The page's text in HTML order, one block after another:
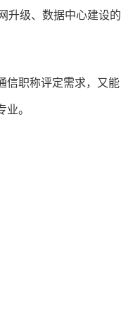
升级、数据中心建设的
信职称评定需求，又能
。